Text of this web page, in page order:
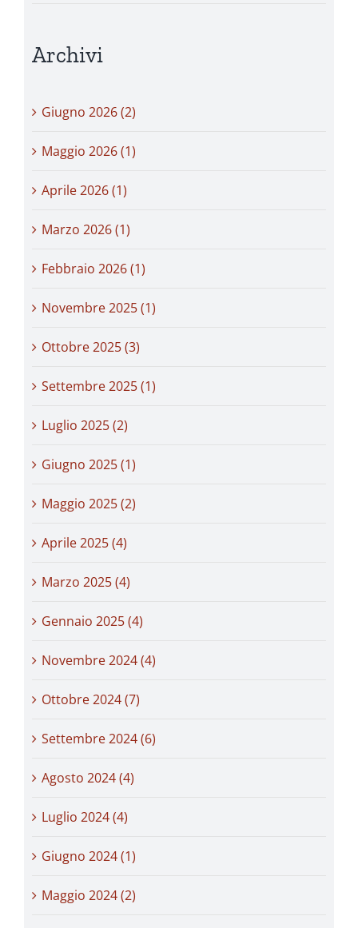
Archivi
Giugno 2026 (2)
Maggio 2026 (1)
Aprile 2026 (1)
Marzo 2026 (1)
Febbraio 2026 (1)
Novembre 2025 (1)
Ottobre 2025 (3)
Settembre 2025 (1)
Luglio 2025 (2)
Giugno 2025 (1)
Maggio 2025 (2)
Aprile 2025 (4)
Marzo 2025 (4)
Gennaio 2025 (4)
Novembre 2024 (4)
Ottobre 2024 (7)
Settembre 2024 (6)
Agosto 2024 (4)
Luglio 2024 (4)
Giugno 2024 (1)
Maggio 2024 (2)